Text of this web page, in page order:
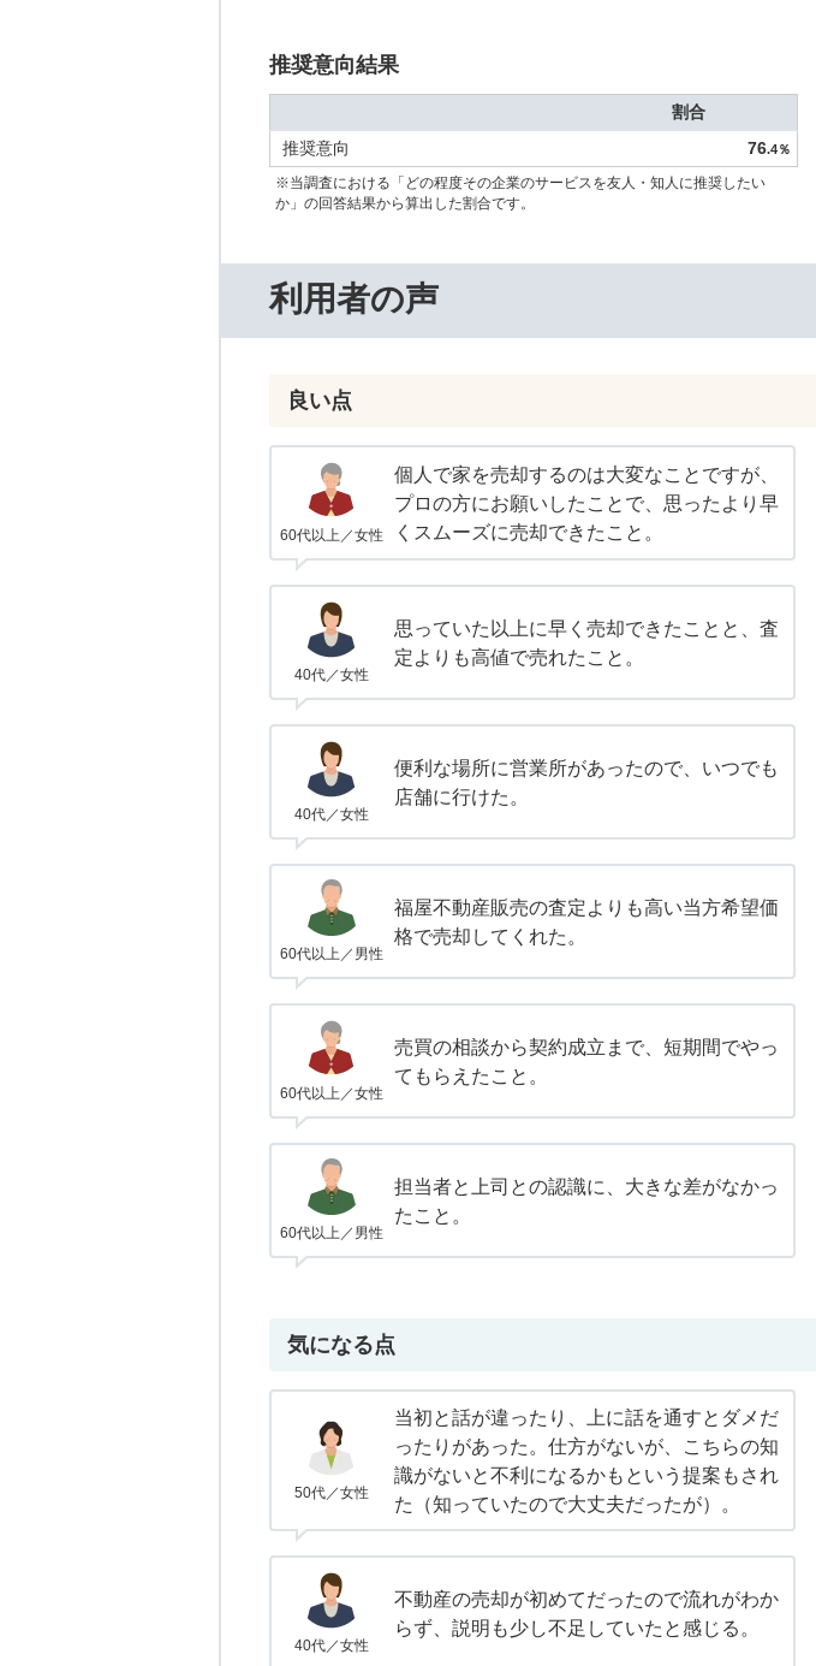
推奨意向結果
割合
推奨意向
76.4％
※当調査における「どの程度その企業のサービスを友人・知人に推奨したい
か」の回答結果から算出した割合です。
利用者の声
良い点
60代以上／女性
個人で家を売却するのは大変なことですが、
プロの方にお願いしたことで、思ったより早
くスムーズに売却できたこと。
40代／女性
思っていた以上に早く売却できたことと、査
定よりも高値で売れたこと。
40代／女性
便利な場所に営業所があったので、いつでも
店舗に行けた。
60代以上／男性
福屋不動産販売の査定よりも高い当方希望価
格で売却してくれた。
60代以上／女性
売買の相談から契約成立まで、短期間でやっ
てもらえたこと。
60代以上／男性
担当者と上司との認識に、大きな差がなかっ
たこと。
気になる点
50代／女性
当初と話が違ったり、上に話を通すとダメだ
ったりがあった。仕方がないが、こちらの知
識がないと不利になるかもという提案もされ
た（知っていたので大丈夫だったが）。
40代／女性
不動産の売却が初めてだったので流れがわか
らず、説明も少し不足していたと感じる。